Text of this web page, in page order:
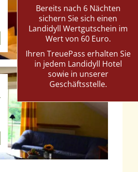
Bereits nach 6 Nächten
sichern Sie sich einen
Landidyll Wertgutschein im
Wert von 60 Euro.
Ihren TreuePass erhalten Sie
in jedem Landidyll Hotel
sowie in unserer
Geschäftsstelle.